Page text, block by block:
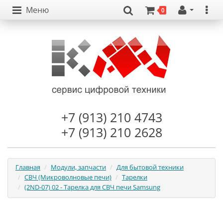
Меню 0
+7 (913) 210 4743
+7 (913) 210 2628
Главная Модули, запчасти
Для бытовой техники
СВЧ (Микроволновые печи)
Тарелки
(2ND-07) 02 - Тарелка для СВЧ печи Samsung